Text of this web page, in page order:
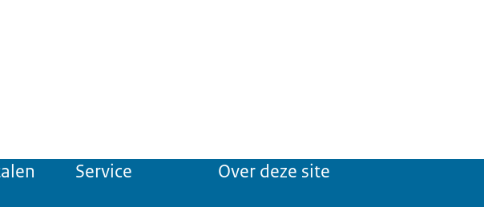
Service Over deze site